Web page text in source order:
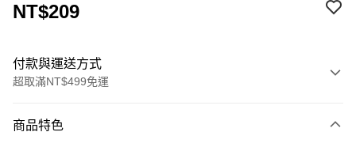
NT$209
付款與運送方式
超取滿NT$499免運
icash Pay
商品特色